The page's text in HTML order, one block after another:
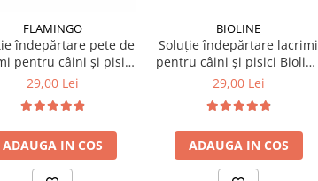
FLAMINGO
îndepărtare pete de
pentru câini și pisici
50 ml
29,00 Lei
ADAUGA IN COS
BIOLINE
Soluție îndepărtare lacrimi
pentru câini și pisici Bioline
50 ml
29,00 Lei
ADAUGA IN COS